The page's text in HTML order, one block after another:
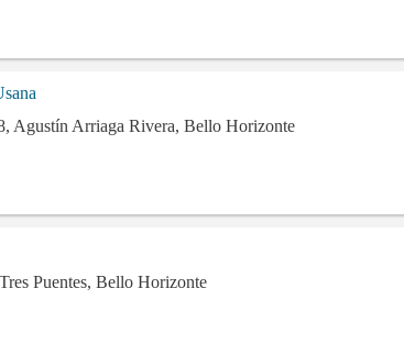
Agustín Arriaga Rivera, Bello Horizonte
Puentes, Bello Horizonte